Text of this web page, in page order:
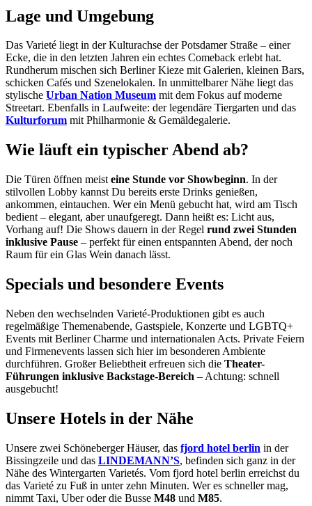
Lage und Umgebung
Das Varieté liegt in der Kulturachse der Potsdamer Straße – einer
Ecke, die in den letzten Jahren ein echtes Comeback erlebt hat.
Rundherum mischen sich Berliner Kieze mit Galerien, kleinen Bars,
schicken Cafés und Szenelokalen. In unmittelbarer Nähe liegt das
stylische Urban Nation Museum mit dem Fokus auf moderne
Streetart. Ebenfalls in Laufweite: der legendäre Tiergarten und das
Kulturforum mit Philharmonie & Gemäldegalerie.
Wie läuft ein typischer Abend ab?
Die Türen öffnen meist eine Stunde vor Showbeginn. In der
stilvollen Lobby kannst Du bereits erste Drinks genießen,
ankommen, eintauchen. Wer ein Menü gebucht hat, wird am Tisch
bedient – elegant, aber unaufgeregt. Dann heißt es: Licht aus,
Vorhang auf! Die Shows dauern in der Regel rund zwei Stunden
inklusive Pause – perfekt für einen entspannten Abend, der noch
Raum für ein Glas Wein danach lässt.
Specials und besondere Events
Neben den wechselnden Varieté-Produktionen gibt es auch
regelmäßige Themenabende, Gastspiele, Konzerte und LGBTQ+
Events mit Berliner Charme und internationalen Acts. Private Feiern
und Firmenevents lassen sich hier im besonderen Ambiente
durchführen. Großer Beliebtheit erfreuen sich die Theater-
Führungen inklusive Backstage-Bereich – Achtung: schnell
ausgebucht!
Unsere Hotels in der Nähe
Unsere zwei Schöneberger Häuser, das fjord hotel berlin in der
Bissingzeile und das LINDEMANN’S, befinden sich ganz in der
Nähe des Wintergarten Varietés. Vom fjord hotel berlin erreichst du
das Varieté zu Fuß in unter zehn Minuten. Wer es schneller mag,
nimmt Taxi, Uber oder die Busse M48 und M85.